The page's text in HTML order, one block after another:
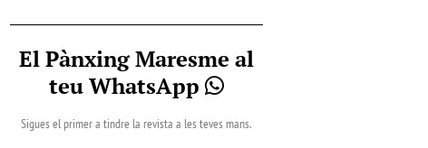
El Pànxing Maresme al
teu WhatsApp
Sigues el primer a tindre la revista a les teves mans.